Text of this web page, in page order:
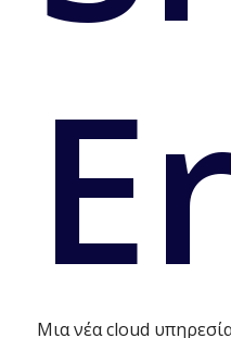
Mια νέα cloud